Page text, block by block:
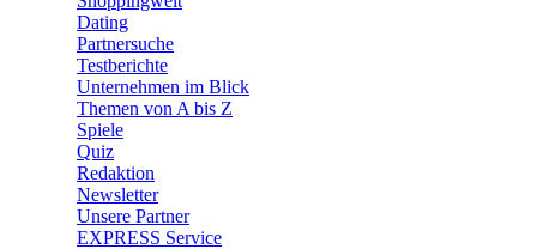
Dating
Partnersuche
Testberichte
Unternehmen im Blick
Themen von A bis Z
Spiele
Quiz
Redaktion
Newsletter
Unsere Partner
EXPRESS Service